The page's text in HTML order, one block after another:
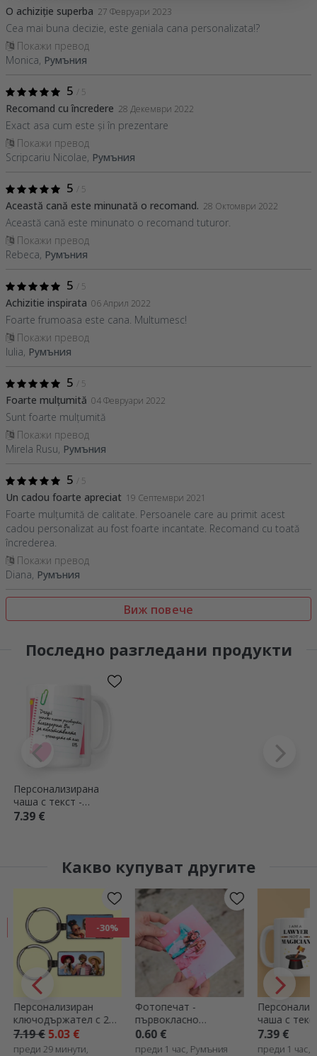
O achiziție superba 27 Февруари 2023
Cea mai buna decizie, este geniala cana personalizata!?
Покажи превод
Monica, Румъния
5 / 5
Recomand cu încredere 28 Декември 2022
Exact asa cum este și în prezentare
Покажи превод
Scripcariu Nicolae, Румъния
5 / 5
Această cană este minunată o recomand. 28 Октомври 2022
Această cană este minunato o recomand tuturor.
Покажи превод
Rebeca, Румъния
5 / 5
Achizitie inspirata 06 Април 2022
Foarte frumoasa este cana. Multumesc!
Покажи превод
Iulia, Румъния
5 / 5
Foarte mulțumită 04 Февруари 2022
Sunt foarte mulțumită
Покажи превод
Mirela Rusu, Румъния
5 / 5
Un cadou foarte apreciat 19 Септември 2021
Foarte mulțumită de calitate. Persoanele care au primit acest
cadou personalizat au fost foarte incantate. Recomand cu toată
încrederea.
Покажи превод
Diana, Румъния
Виж повече
Последно разгледани продукти
Персонализирана
чаша с текст -
Директорка
7.39 €
Какво купуват другите
Фотопечат -
първокласно
качество - формат
10x15 см
0.60 €
преди 1 час, Румъния
Персонализирана
чаша с текст -
Адвокат
7.39 €
преди 1 час, Румъния
плакат с
собствена
9.79 €
преди 2